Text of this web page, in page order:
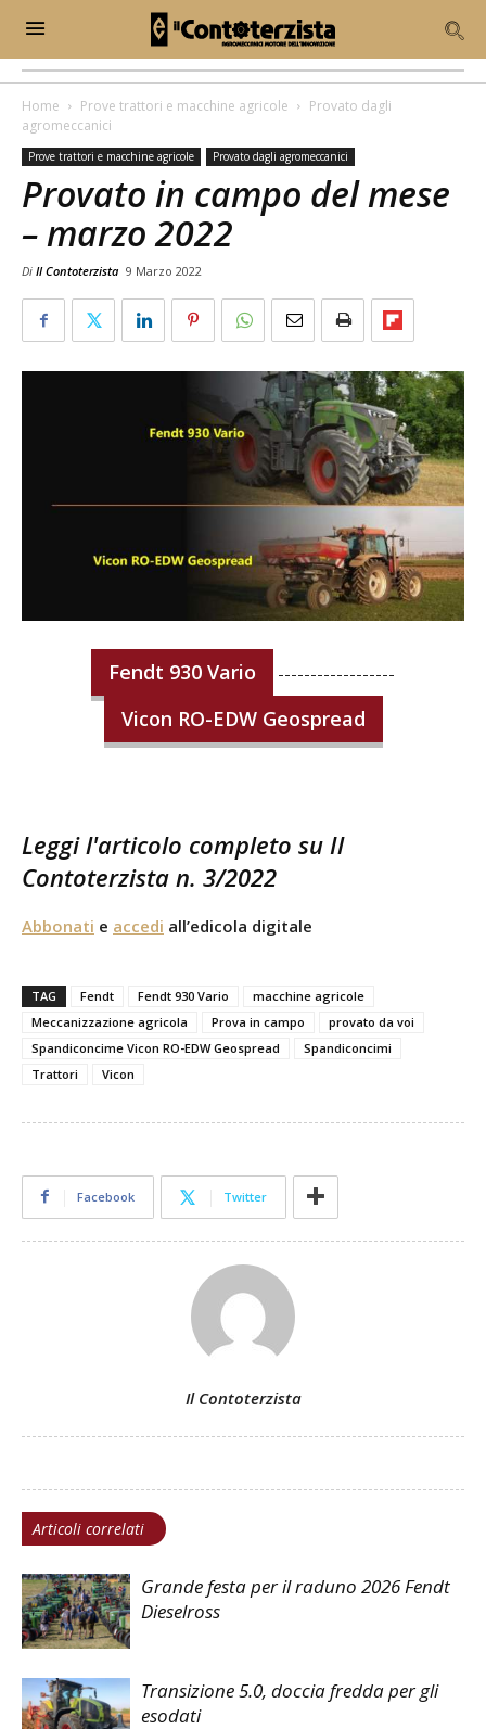
Home Prove trattori e macchine agricole
Provato dagli
agromeccanici
Prove trattori e macchine agricole Provato dagli agromeccanici
Provato in campo del mese
– marzo 2022
Di Il Contoterzista 9 Marzo 2022
Fendt 930 Vario ------------------
Vicon RO-EDW Geospread
Leggi l'articolo completo su Il
Contoterzista n. 3/2022
Abbonati e accedi all’edicola digitale
TAG Fendt Fendt 930 Vario
macchine agricole
Meccanizzazione agricola
Prova in campo
provato da voi
Spandiconcime Vicon RO-EDW Geospread
Spandiconcimi
Trattori
Vicon
Facebook Twitter
Il Contoterzista
Articoli correlati
Grande festa per il raduno 2026 Fendt
Dieselross
Transizione 5.0, doccia fredda per gli
esodati